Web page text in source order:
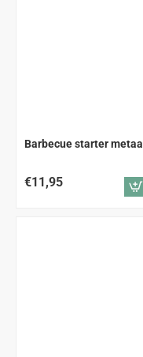
Barbecue starter metaal
€11,95